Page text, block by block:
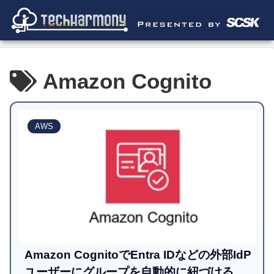
Amazon Cognito
AWS
Amazon CognitoでEntra IDなどの外部IdP